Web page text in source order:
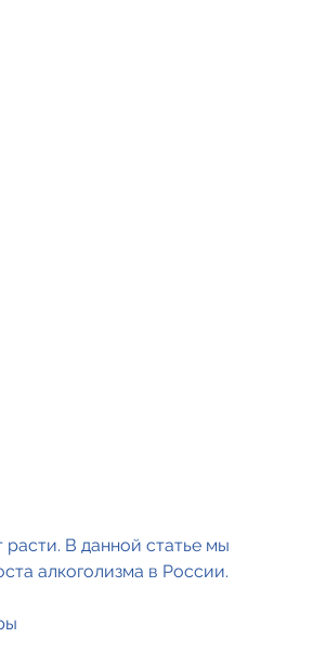
алкоголизма в России.